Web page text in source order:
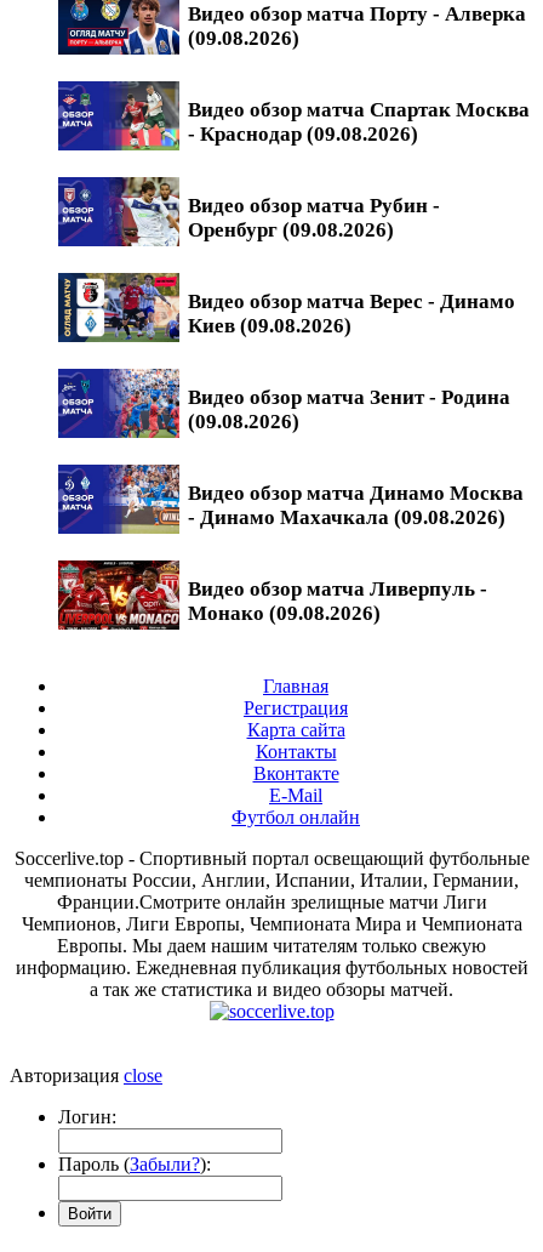
Видео обзор матча Порту - Алверка
(09.08.2026)
Видео обзор матча Спартак Москва
- Краснодар (09.08.2026)
Видео обзор матча Рубин -
Оренбург (09.08.2026)
Видео обзор матча Верес - Динамо
Киев (09.08.2026)
Видео обзор матча Зенит - Родина
(09.08.2026)
Видео обзор матча Динамо Москва
- Динамо Махачкала (09.08.2026)
Видео обзор матча Ливерпуль -
Монако (09.08.2026)
Главная
Регистрация
Карта сайта
Контакты
Вконтакте
E-Mail
Футбол онлайн
Soccerlive.top - Спортивный портал освещающий футбольные
чемпионаты России, Англии, Испании, Италии, Германии,
Франции.Смотрите онлайн зрелищные матчи Лиги
Чемпионов, Лиги Европы, Чемпионата Мира и Чемпионата
Европы. Мы даем нашим читателям только свежую
информацию. Ежедневная публикация футбольных новостей
а так же статистика и видео обзоры матчей.
Авторизация close
Логин:
Пароль (Забыли?):
Войти